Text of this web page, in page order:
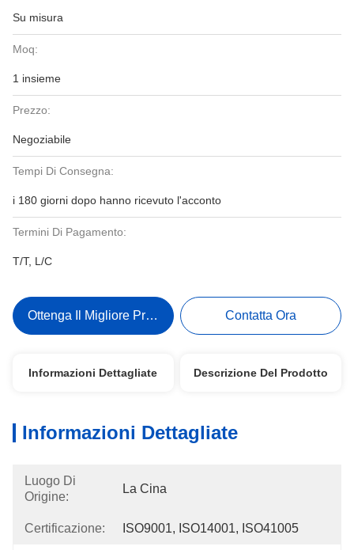
Su misura
Moq:
1 insieme
Prezzo:
Negoziabile
Tempi Di Consegna:
i 180 giorni dopo hanno ricevuto l'acconto
Termini Di Pagamento:
T/T, L/C
Ottenga Il Migliore Prezzo Contatta Ora
Informazioni Dettagliate Descrizione Del Prodotto
Informazioni Dettagliate
Luogo Di
Origine:
La Cina
Certificazione: ISO9001, ISO14001, ISO41005